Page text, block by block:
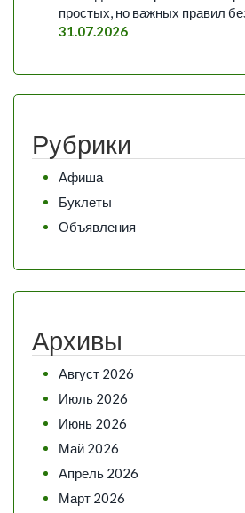
простых, но важных правил
31.07.2026
Рубрики
Афиша
Буклеты
Объявления
Архивы
Август 2026
Июль 2026
Июнь 2026
Май 2026
Апрель 2026
Март 2026